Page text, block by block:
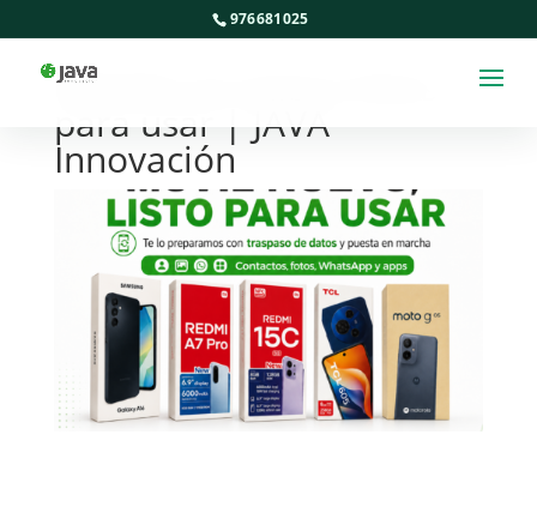
976681025
Móviles en Zuera listos
para usar | JAVA
Innovación